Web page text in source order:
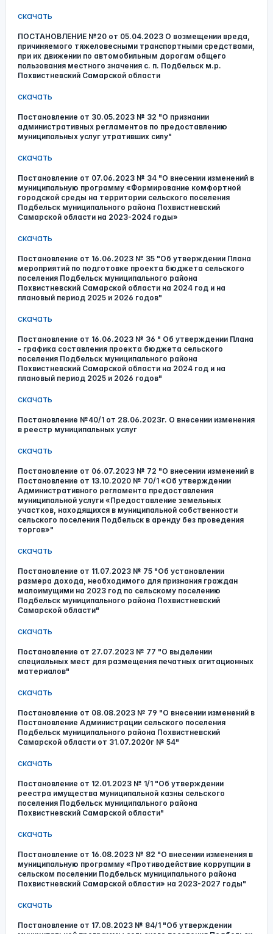
скачать
ПОСТАНОВЛЕНИЕ №20 от 05.04.2023 О возмещении вреда,
причиняемого тяжеловесными транспортными средствами,
при их движении по автомобильным дорогам общего
пользования местного значения с. п. Подбельск м.р.
Похвистневский Самарской области
скачать
Постановление от 30.05.2023 № 32 "О признании
административных регламентов по предоставлению
муниципальных услуг утративших силу"
скачать
Постановление от 07.06.2023 № 34 "О внесении изменений в
муниципальную программу «Формирование комфортной
городской среды на территории сельского поселения
Подбельск муниципального района Похвистневский
Самарской области на 2023-2024 годы»
скачать
Постановление от 16.06.2023 № 35 "Об утверждении Плана
мероприятий по подготовке проекта бюджета сельского
поселения Подбельск муниципального района
Похвистневский Самарской области на 2024 год и на
плановый период 2025 и 2026 годов"
скачать
Постановление от 16.06.2023 № 36 " Об утверждении Плана
- графика составления проекта бюджета сельского
поселения Подбельск муниципального района
Похвистневский Самарской области на 2024 год и на
плановый период 2025 и 2026 годов"
скачать
Постановление №40/1 от 28.06.2023г. О внесении изменения
в реестр муниципальных услуг
скачать
Постановление от 06.07.2023 № 72 "О внесении изменений в
Постановление от 13.10.2020 № 70/1 «Об утверждении
Административного регламента предоставления
муниципальной услуги «Предоставление земельных
участков, находящихся в муниципальной собственности
сельского поселения Подбельск в аренду без проведения
торгов»"
скачать
Постановление от 11.07.2023 № 75 "Об установлении
размера дохода, необходимого для признания граждан
малоимущими на 2023 год по сельскому поселению
Подбельск муниципального района Похвистневский
Самарской области"
скачать
Постановление от 27.07.2023 № 77 "О выделении
специальных мест для размещения печатных агитационных
материалов"
скачать
Постановление от 08.08.2023 № 79 "О внесении изменений в
Постановление Администрации сельского поселения
Подбельск муниципального района Похвистневский
Самарской области от 31.07.2020г № 54"
скачать
Постановление от 12.01.2023 № 1/1 "Об утверждении
реестра имущества муниципальной казны сельского
поселения Подбельск муниципального района
Похвистневский Самарской области"
скачать
Постановление от 16.08.2023 № 82 "О внесении изменения в
муниципальную программу «Противодействие коррупции в
сельском поселении Подбельск муниципального района
Похвистневский Самарской области» на 2023-2027 годы"
скачать
Постановление от 17.08.2023 № 84/1 "Об утверждении